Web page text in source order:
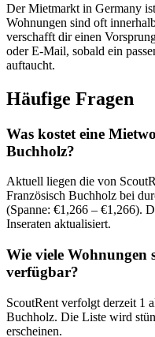
Der Mietmarkt in Germany
Wohnungen sind oft
verschafft dir einen
oder E-Mail, sobald ein
auftaucht.
Häufige Fragen
Was kostet eine
Buchholz?
Aktuell liegen die von
Französisch Buchholz bei
(Spanne: €1,266 – €1,266).
Inseraten aktualisiert.
Wie viele Wohnungen
verfügbar?
ScoutRent verfolgt derzeit 1
Buchholz. Die Liste wird
erscheinen.